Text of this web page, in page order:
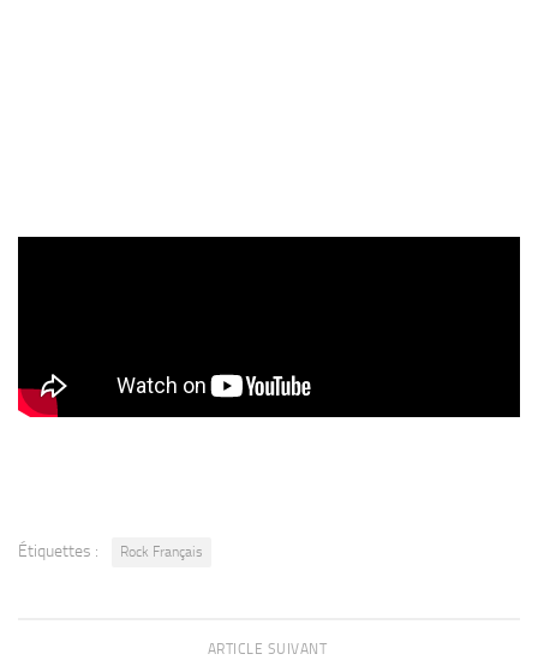
Étiquettes : Rock Français
ARTICLE SUIVANT